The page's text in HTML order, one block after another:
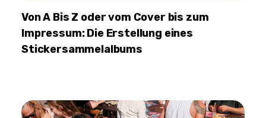
Von A Bis Z oder vom Cover bis zum
Impressum: Die Erstellung eines
Stickersammelalbums